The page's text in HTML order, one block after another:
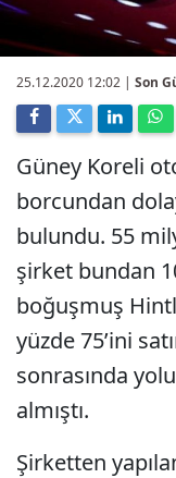
25.12.2020 12:02 | Son
Güney Koreli
borcundan
bulundu. 55
şirket bundan
boğuşmuş
yüzde 75’ini
sonrasında
almıştı.
Şirketten